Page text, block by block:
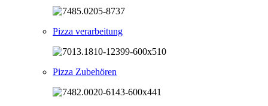
Pizza verarbeitung
Pizza Zubehören